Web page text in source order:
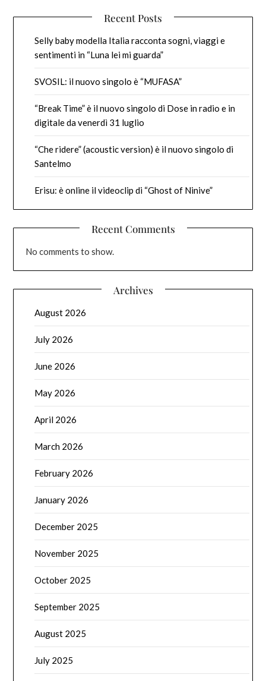
Recent Posts
Selly baby modella Italia racconta sogni, viaggi e
sentimenti in “Luna lei mi guarda”
SVOSIL: il nuovo singolo è “MUFASA”
“Break Time” è il nuovo singolo di Dose in radio e in
digitale da venerdì 31 luglio
“Che ridere” (acoustic version) è il nuovo singolo di
Santelmo
Erisu: è online il videoclip di “Ghost of Ninive”
Recent Comments
No comments to show.
Archives
August 2026
July 2026
June 2026
May 2026
April 2026
March 2026
February 2026
January 2026
December 2025
November 2025
October 2025
September 2025
August 2025
July 2025